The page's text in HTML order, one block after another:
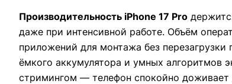
Производительность iPhone 17 Pro
даже при интенсивной работе. Объём
приложений для монтажа без
ёмкого аккумулятора и умных алгоритмов
стримингом — телефон спокойно доживает